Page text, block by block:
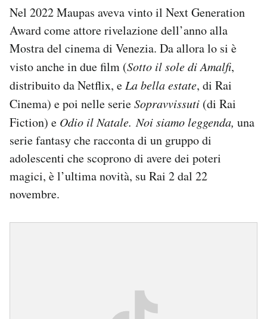
Nel 2022 Maupas aveva vinto il Next Generation
Award come attore rivelazione dell’anno alla
Mostra del cinema di Venezia. Da allora lo si è
visto anche in due film (Sotto il sole di Amalfi,
distribuito da Netflix, eLa bella estate, di Rai
Cinema) e poi nelle serieSopravvissuti (di Rai
Fiction) e Odio il Natale. Noi siamo leggenda, una
serie fantasy che racconta di un gruppo di
adolescenti che scoprono di avere dei poteri
magici, è l’ultima novità, su Rai 2 dal 22
novembre.